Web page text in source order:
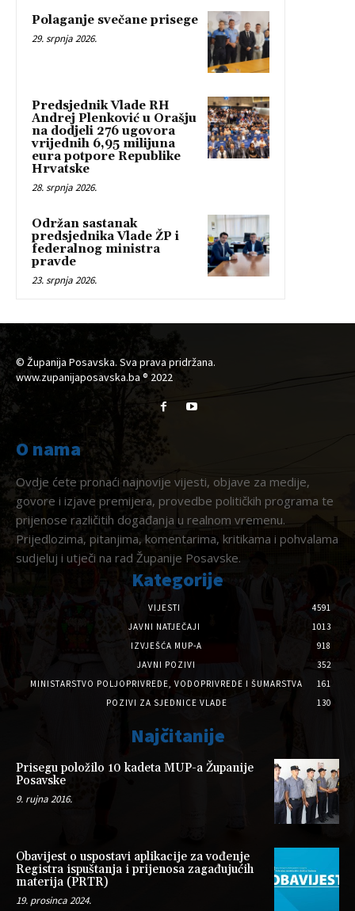
Polaganje svečane prisege
29. srpnja 2026.
Predsjednik Vlade RH
Andrej Plenković u Orašju
na dodjeli 276 ugovora
vrijednih 6,95 milijuna
eura potpore Republike
Hrvatske
28. srpnja 2026.
Održan sastanak
predsjednika Vlade ŽP i
federalnog ministra
pravde
23. srpnja 2026.
© Županija Posavska. Sva prava pridržana.
www.zupanijaposavska.ba ® 2022
O nama
Ovdje ćete pronaći najnovije vijesti, objave za medije,
govore i izjave premijera, provedbe političkih programa te
prijenose različitih događanja u realnom vremenu.
Prijedlozima, pitanjima, komentarima, kritikama i pohvalama
sudjeluj i utječi na rad Županije Posavske.
Kategorije
VIJESTI
4591
JAVNI NATJEČAJI
1013
IZVJEŠĆA MUP-A
918
JAVNI POZIVI
352
MINISTARSTVO POLJOPRIVREDE, VODOPRIVREDE I ŠUMARSTVA
161
POZIVI ZA SJEDNICE VLADE
130
Najčitanije
Prisegu položilo 10 kadeta MUP-a Županije
Posavske
9. rujna 2016.
Obavijest o uspostavi aplikacije za vođenje
Registra ispuštanja i prijenosa zagađujućih
materija (PRTR)
19. prosinca 2024.